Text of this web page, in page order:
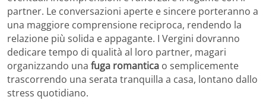
partner. Le conversazioni aperte e sincere porteranno a
una maggiore comprensione reciproca, rendendo la
relazione più solida e appagante. I Vergini dovranno
dedicare tempo di qualità al loro partner, magari
organizzando una fuga romantica o semplicemente
trascorrendo una serata tranquilla a casa, lontano dallo
stress quotidiano.